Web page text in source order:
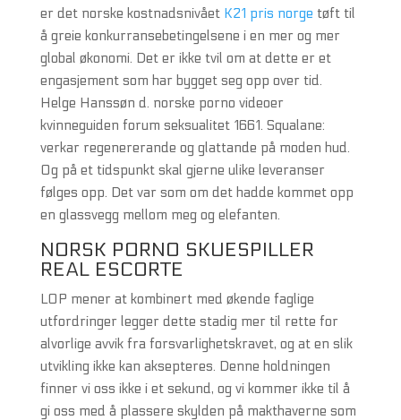
er det norske kostnadsnivået K21 pris norge tøft til
å greie konkurransebetingelsene i en mer og mer
global økonomi. Det er ikke tvil om at dette er et
engasjement som har bygget seg opp over tid.
Helge Hanssøn d. norske porno videoer
kvinneguiden forum seksualitet 1661. Squalane:
verkar regenererande og glattande på moden hud.
Og på et tidspunkt skal gjerne ulike leveranser
følges opp. Det var som om det hadde kommet opp
en glassvegg mellom meg og elefanten.
NORSK PORNO SKUESPILLER
REAL ESCORTE
LOP mener at kombinert med økende faglige
utfordringer legger dette stadig mer til rette for
alvorlige avvik fra forsvarlighetskravet, og at en slik
utvikling ikke kan aksepteres. Denne holdningen
finner vi oss ikke i et sekund, og vi kommer ikke til å
gi oss med å plassere skylden på makthaverne som